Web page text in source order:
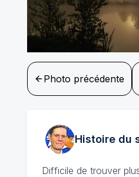
Photo précédente
Histoire du
Difficile de trouver